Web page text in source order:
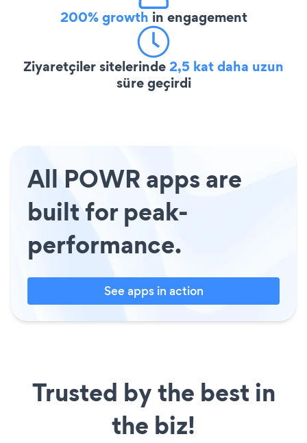
200% growth in engagement
Ziyaretçiler sitelerinde2,5 kat daha uzun
süre geçirdi
All POWR apps are
built for peak-
performance.
See apps in action
Trusted by the best in
the biz!